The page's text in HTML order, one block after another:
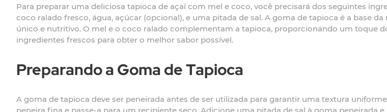
Para preparar uma deliciosa tapioca de açaí com mel e coco, você precisará dos seguintes
coco ralado fresco, água, açúcar (opcional), e uma pitada de sal. A goma de tapioca é a base
único e nutritivo. O mel e o coco ralado complementam a tapioca, proporcionando um toque
ingredientes frescos para obter o melhor sabor possível.
Preparando a Goma de Tapioca
A goma de tapioca deve ser peneirada antes de ser utilizada para garantir uma textura
peneira fina e passe-a para um recipiente seco. Adicione uma pitada de sal à goma peneirada